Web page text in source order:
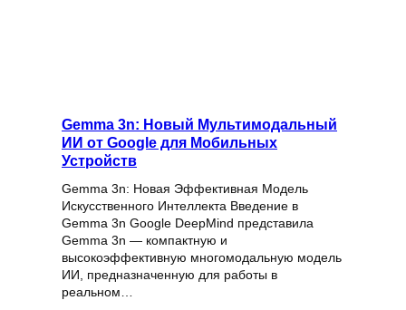
Gemma 3n: Новый Мультимодальный
ИИ от Google для Мобильных
Устройств
Gemma 3n: Новая Эффективная Модель
Искусственного Интеллекта Введение в
Gemma 3n Google DeepMind представила
Gemma 3n — компактную и
высокоэффективную многомодальную модель
ИИ, предназначенную для работы в
реальном…